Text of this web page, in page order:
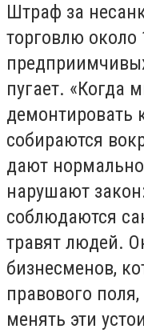
Штраф за
торговлю около
пугает. «Когда
демонтировать
собираются
дают
нарушают
соблюдаются
травят людей.
бизнесменов,
правового
менять эти